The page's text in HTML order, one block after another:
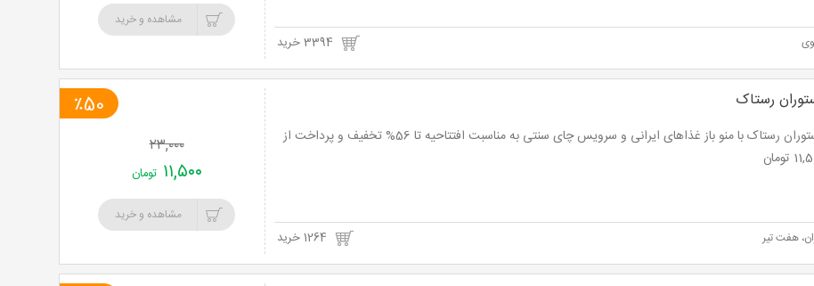
مشاهده و خرید
رستاک
رستوران رستاک با منو باز غذاهای ایرانی و سرویس چای سنتی به مناسبت افتتاحیه تا 56% تخفیف و پرداخت از
تومان
هفت تیر
٪50
۲۳,۰۰۰
۱۱,۵۰۰ تومان
مشاهده و خرید